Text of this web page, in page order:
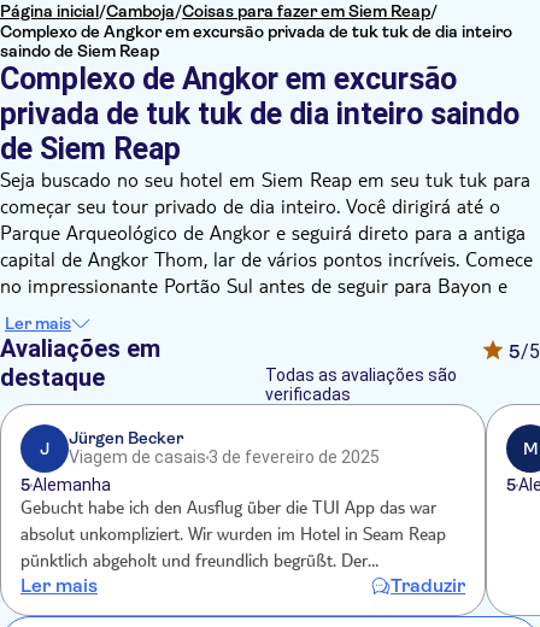
Página inicial/Camboja/Coisas para fazer em Siem Reap/
Complexo de Angkor em excursão privada de tuk tuk de dia inteiro
saindo de Siem Reap
Complexo de Angkor em excursão
privada de tuk tuk de dia inteiro saindo
de Siem Reap
Seja buscado no seu hotel em Siem Reap em seu tuk tuk para
começar seu tour privado de dia inteiro. Você dirigirá até o
Parque Arqueológico de Angkor e seguirá direto para a antiga
capital de Angkor Thom, lar de vários pontos incríveis. Comece
no impressionante Portão Sul antes de seguir para Bayon e
seus 216 rostos gigantes sorridentes esculpidos em pedra.
Depois, você visitará o Baphoun do século XI, o Terraço do
Elefante e o Terraço do Rei Leproso, Phimenanakas e o Recinto
Real. À tarde, você explorará o templo Ta Prohm, construído no
final do século XII pelo Rei Jayavarman VII. Seu mistério
captura a imaginação dos visitantes, com partes
aparentemente engolidas por raízes gigantes das árvores
antigas que o cobrem.
Sua parada final é o templo de Angkor Wat. Sendo a maior
estrutura religiosa do mundo, a antiga capital do Império
Khmer abriga um complexo de templos hindus, banhos, uma
biblioteca e outras estruturas em ruínas.
Ler mais
Avaliações em
destaque
5/5
Todas as avaliações são
verificadas
J
Jürgen Becker
Viagem de casais 3 de fevereiro de 2025
5Alemanha
Gebucht habe ich den Ausflug über die TUI App das war
absolut unkompliziert. Wir wurden im Hotel in Seam Reap
pünktlich abgeholt und freundlich begrüßt. Der
Eintagesausflug war sehr beeindruckend und wunderschön,
leider hat die Angabe, dass Mittagessen inklusive war nicht
Ler mais Traduzir
M
5